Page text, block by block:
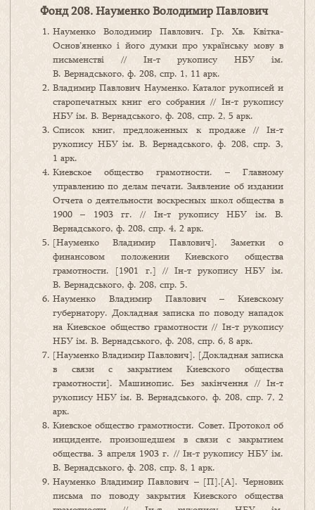
Фонд 208. Науменко Володимир Павлович
Науменко Володимир Павлович. Гр. Хв. Квітка-
Основ’яненко і його думки про українську мову в
письменстві // Ін-т рукопису НБУ ім.
В. Вернадського, ф. 208, спр. 1, 11 арк.
Владимир Павлович Науменко. Каталог рукописей и
старопечатных книг его собрания // Ін-т рукопису
НБУ ім. В. Вернадського, ф. 208, спр. 2, 5 арк.
Список книг, предложенных к продаже // Ін-т
рукопису НБУ ім. В. Вернадського, ф. 208, спр. 3,
1 арк.
Киевское общество грамотности. – Главному
управлению по делам печати. Заявление об издании
Отчета о деятельности воскресных школ общества в
1900 – 1903 гг. // Ін-т рукопису НБУ ім. В.
Вернадського, ф. 208, спр. 4, 2 арк.
[Науменко Владимир Павлович]. Заметки о
финансовом положении Киевского общества
грамотности. [1901 г.] // Ін-т рукопису НБУ ім.
В. Вернадського, ф. 208, спр. 5.
Науменко Владимир Павлович – Киевскому
губернатору. Докладная записка по поводу нападок
на Киевское общество грамотности // Ін-т рукопису
НБУ ім. В. Вернадського, ф. 208, спр. 6, 8 арк.
[Науменко Владимир Павлович]. [Докладная записка
в связи с закрытием Киевского общества
грамотности]. Машинопис. Без закінчення // Ін-т
рукопису НБУ ім. В. Вернадського, ф. 208, спр. 7, 2
арк.
Киевское общество грамотности. Совет. Протокол об
инциденте, произошедшем в связи с закрытием
общества. 3 апреля 1903 г. // Ін-т рукопису НБУ ім.
В. Вернадського, ф. 208, спр. 8, 1 арк.
Науменко Владимир Павлович – [П].[А]. Черновик
письма по поводу закрытия Киевского общества